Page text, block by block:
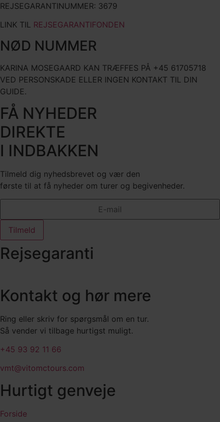
REJSEGARANTINUMMER: 3679
LINK TIL REJSEGARANTIFONDEN
NØD NUMMER
KARINA MOSEGAARD KAN TRÆFFES PÅ +45 61705718
VED PERSONSKADE ELLER INGEN KONTAKT TIL DIN
GUIDE.
FÅ NYHEDER
DIREKTE
I INDBAKKEN
Tilmeld dig nyhedsbrevet og vær den
første til at få nyheder om turer og begivenheder.
Tilmeld
Rejsegaranti
Kontakt og hør mere
Ring eller skriv for spørgsmål om en tur.
Så vender vi tilbage hurtigst muligt.
+45 93 92 11 66
vmt@vitomctours.com
Hurtigt genveje
Forside